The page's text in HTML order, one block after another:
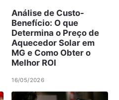
Análise de Custo-
Benefício: O que
Determina o Preço de
Aquecedor Solar em
MG e Como Obter o
Melhor ROI
16/05/2026